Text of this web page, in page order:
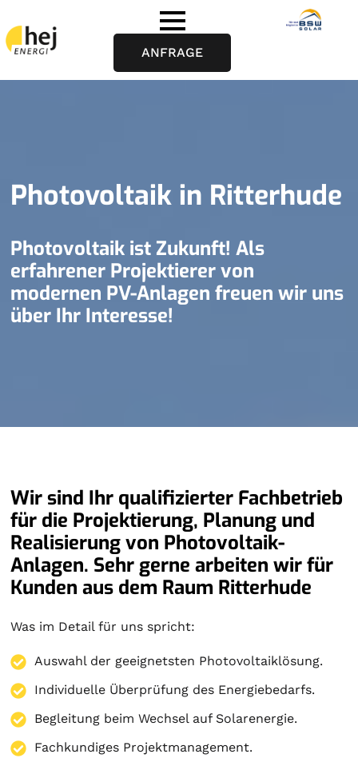
ANFRAGE
Photovoltaik in Ritterhude
Photovoltaik ist Zukunft! Als
erfahrener Projektierer von
modernen PV-Anlagen freuen wir uns
über Ihr Interesse!
Wir sind Ihr qualifizierter Fachbetrieb
für die Projektierung, Planung und
Realisierung von Photovoltaik-
Anlagen. Sehr gerne arbeiten wir für
Kunden aus dem Raum Ritterhude
Was im Detail für uns spricht:
Auswahl der geeignetsten Photovoltaiklösung.
Individuelle Überprüfung des Energiebedarfs.
Begleitung beim Wechsel auf Solarenergie.
Fachkundiges Projektmanagement.